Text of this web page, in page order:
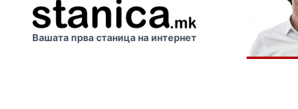
Вашата прва станица на интернет